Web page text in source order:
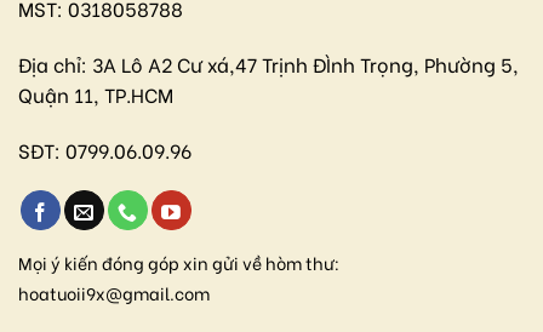
MST: 0318058788
Địa chỉ: 3A Lô A2 Cư xá,47 Trịnh ĐÌnh Trọng, Phường 5,
Quận 11, TP.HCM
SĐT: 0799.06.09.96
Mọi ý kiến đóng góp xin gửi về hòm thư:
hoatuoii9x@gmail.com